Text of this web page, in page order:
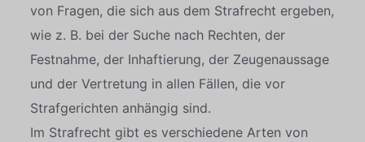
von Fragen, die sich aus dem Strafrecht ergeben,
wie z. B. bei der Suche nach Rechten, der
Festnahme, der Inhaftierung, der Zeugenaussage
und der Vertretung in allen Fällen, die vor
Strafgerichten anhängig sind.
Im Strafrecht gibt es verschiedene Arten von